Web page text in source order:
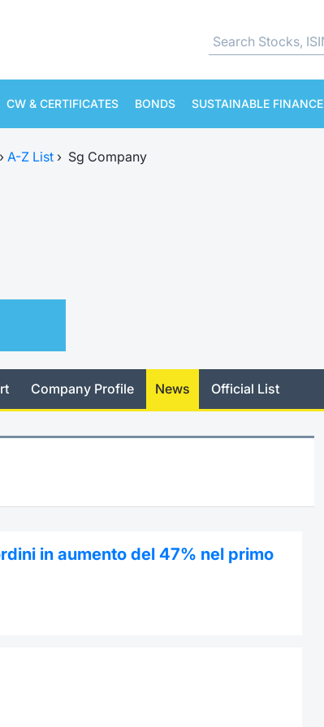
CW & CERTIFICATES BONDS SUSTAINABLE FINANCE
› A-Z List › Sg Company
Company Profile News Official List
in aumento del 47% nel primo